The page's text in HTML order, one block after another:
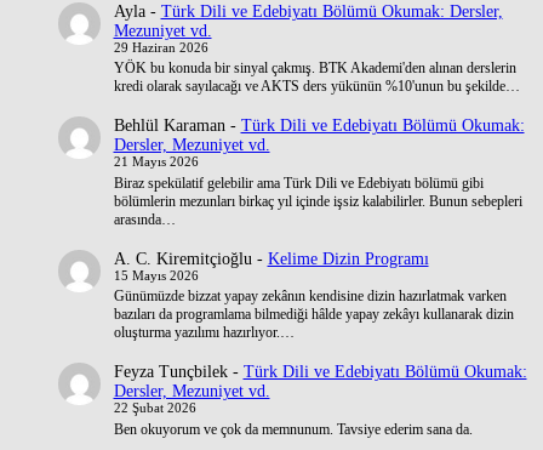
Ayla- Türk Dili ve Edebiyatı Bölümü Okumak: Dersler,
Mezuniyet vd.
29 Haziran 2026
YÖK bu konuda bir sinyal çakmış. BTK Akademi'den alınan derslerin
kredi olarak sayılacağı ve AKTS ders yükünün %10'unun bu şekilde…
Behlül Karaman- Türk Dili ve Edebiyatı Bölümü Okumak:
Dersler, Mezuniyet vd.
21 Mayıs 2026
Biraz spekülatif gelebilir ama Türk Dili ve Edebiyatı bölümü gibi
bölümlerin mezunları birkaç yıl içinde işsiz kalabilirler. Bunun sebepleri
arasında…
A. C. Kiremitçioğlu - Kelime Dizin Programı
15 Mayıs 2026
Günümüzde bizzat yapay zekânın kendisine dizin hazırlatmak varken
bazıları da programlama bilmediği hâlde yapay zekâyı kullanarak dizin
oluşturma yazılımı hazırlıyor.…
Feyza Tunçbilek- Türk Dili ve Edebiyatı Bölümü Okumak:
Dersler, Mezuniyet vd.
22 Şubat 2026
Ben okuyorum ve çok da memnunum. Tavsiye ederim sana da.